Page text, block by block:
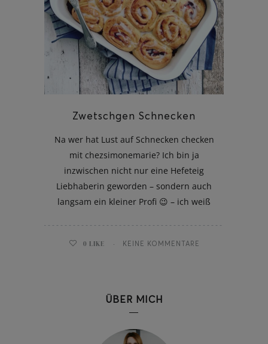
Zwetschgen Schnecken
Na wer hat Lust auf Schnecken checken
mit chezsimonemarie? Ich bin ja
inzwischen nicht nur eine Hefeteig
Liebhaberin geworden – sondern auch
langsam ein kleiner Profi 😉 – ich weiß
0 LIKE KEINE KOMMENTARE
ÜBER MICH